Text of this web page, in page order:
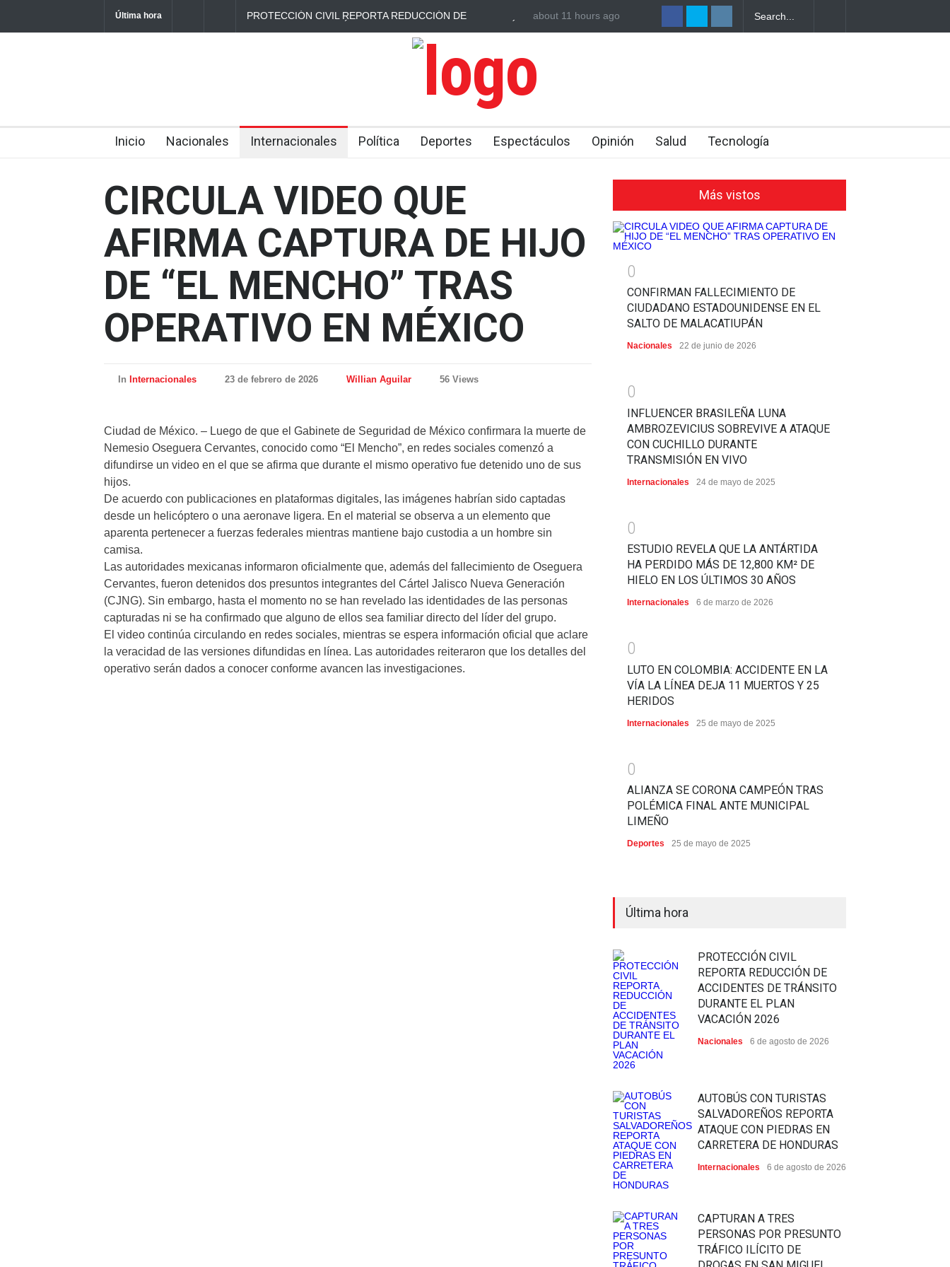
Última hora
PROTECCIÓN CIVIL REPORTA REDUCCIÓN DE
2026
AUTOBÚS CON TURISTAS SALVADOREÑOS REPORTA
ATAQUE CON PIEDRAS EN CARRETERA DE HONDURAS
about 11 hours ago
Inicio Nacionales Internacionales Política Deportes Espectáculos Opinión Salud Tecnología
CIRCULA VIDEO QUE
AFIRMA CAPTURA DE HIJO
DE “EL MENCHO” TRAS
OPERATIVO EN MÉXICO
In Internacionales 23 de febrero de 2026 Willian Aguilar 56 Views
Ciudad de México. – Luego de que el Gabinete de Seguridad de México confirmara la muerte de
Nemesio Oseguera Cervantes, conocido como “El Mencho”, en redes sociales comenzó a
difundirse un video en el que se afirma que durante el mismo operativo fue detenido uno de sus
hijos.
De acuerdo con publicaciones en plataformas digitales, las imágenes habrían sido captadas
desde un helicóptero o una aeronave ligera. En el material se observa a un elemento que
aparenta pertenecer a fuerzas federales mientras mantiene bajo custodia a un hombre sin
camisa.
Las autoridades mexicanas informaron oficialmente que, además del fallecimiento de Oseguera
Cervantes, fueron detenidos dos presuntos integrantes del Cártel Jalisco Nueva Generación
(CJNG). Sin embargo, hasta el momento no se han revelado las identidades de las personas
capturadas ni se ha confirmado que alguno de ellos sea familiar directo del líder del grupo.
El video continúa circulando en redes sociales, mientras se espera información oficial que aclare
la veracidad de las versiones difundidas en línea. Las autoridades reiteraron que los detalles del
operativo serán dados a conocer conforme avancen las investigaciones.
Más vistos
0
CONFIRMAN FALLECIMIENTO DE
CIUDADANO ESTADOUNIDENSE EN EL
SALTO DE MALACATIUPÁN
Nacionales 22 de junio de 2026
0
INFLUENCER BRASILEÑA LUNA
AMBROZEVICIUS SOBREVIVE A ATAQUE
CON CUCHILLO DURANTE
TRANSMISIÓN EN VIVO
Internacionales 24 de mayo de 2025
0
ESTUDIO REVELA QUE LA ANTÁRTIDA
HA PERDIDO MÁS DE 12,800 KM² DE
HIELO EN LOS ÚLTIMOS 30 AÑOS
Internacionales 6 de marzo de 2026
0
LUTO EN COLOMBIA: ACCIDENTE EN LA
VÍA LA LÍNEA DEJA 11 MUERTOS Y 25
HERIDOS
Internacionales 25 de mayo de 2025
0
ALIANZA SE CORONA CAMPEÓN TRAS
POLÉMICA FINAL ANTE MUNICIPAL
LIMEÑO
Deportes 25 de mayo de 2025
Última hora
PROTECCIÓN CIVIL
REPORTA REDUCCIÓN DE
ACCIDENTES DE TRÁNSITO
DURANTE EL PLAN
VACACIÓN 2026
Nacionales 6 de agosto de 2026
AUTOBÚS CON TURISTAS
SALVADOREÑOS REPORTA
ATAQUE CON PIEDRAS EN
CARRETERA DE HONDURAS
Internacionales 6 de agosto de 2026
CAPTURAN A TRES
PERSONAS POR PRESUNTO
TRÁFICO ILÍCITO DE